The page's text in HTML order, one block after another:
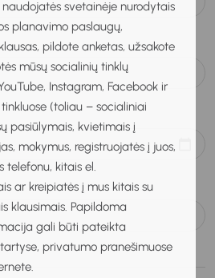
svetainėje nurodytais
planavimo paslaugų,
pildote anketas, užsakote
mūsų socialinių tinklų
Instagram, Facebook ir
(toliau – socialiniai
pasiūlymais, kvietimais į
mokymus, registruojatės į juos,
telefonu, kitais el.
ar kreipiatės į mus kitais su
klausimais. Papildoma
gali būti pateikta
privatumo pranešimuose